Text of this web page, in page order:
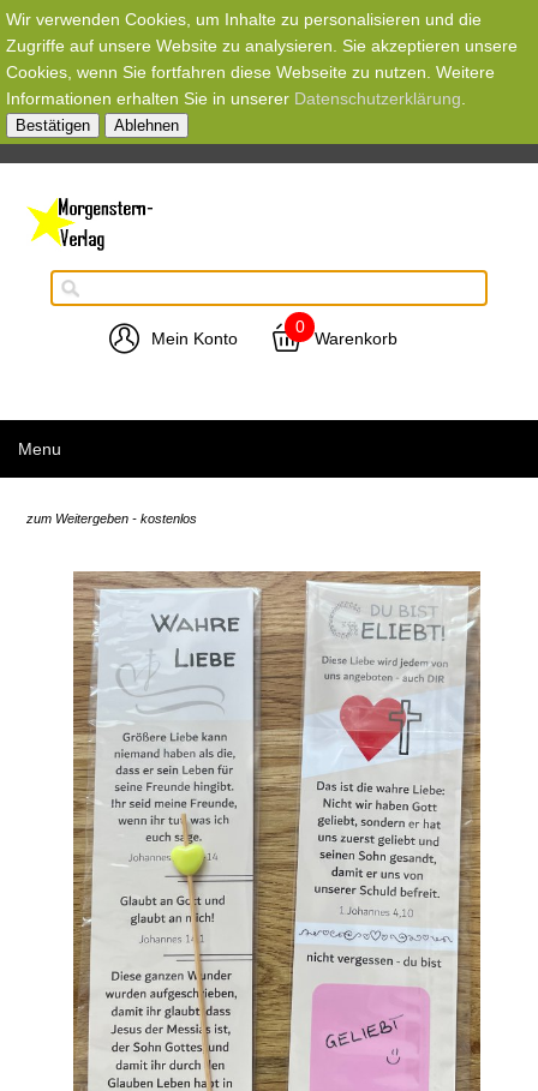
Wir verwenden Cookies, um Inhalte zu personalisieren und die
Zugriffe auf unsere Website zu analysieren. Sie akzeptieren unsere
Cookies, wenn Sie fortfahren diese Webseite zu nutzen. Weitere
Informationen erhalten Sie in unserer Datenschutzerklärung
Bestätigen Ablehnen
Mein Konto
0
Warenkorb
Menu
zum Weitergeben - kostenlos